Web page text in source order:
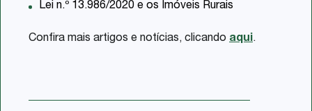
Lei n.º 13.986/2020 e os Imóveis Rurais
Confira mais artigos e notícias, clicando aqui.